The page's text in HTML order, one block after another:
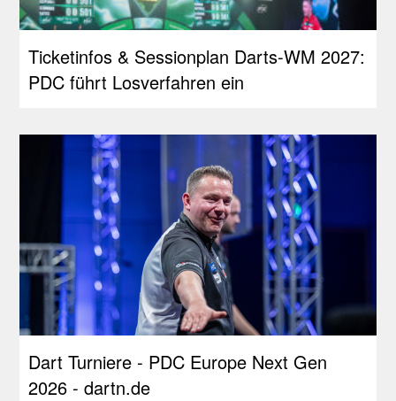
Ticketinfos & Sessionplan Darts-WM 2027:
PDC führt Losverfahren ein
Dart Turniere - PDC Europe Next Gen
2026 - dartn.de